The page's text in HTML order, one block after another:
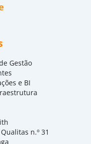
Gestão
e BI
n.º 31